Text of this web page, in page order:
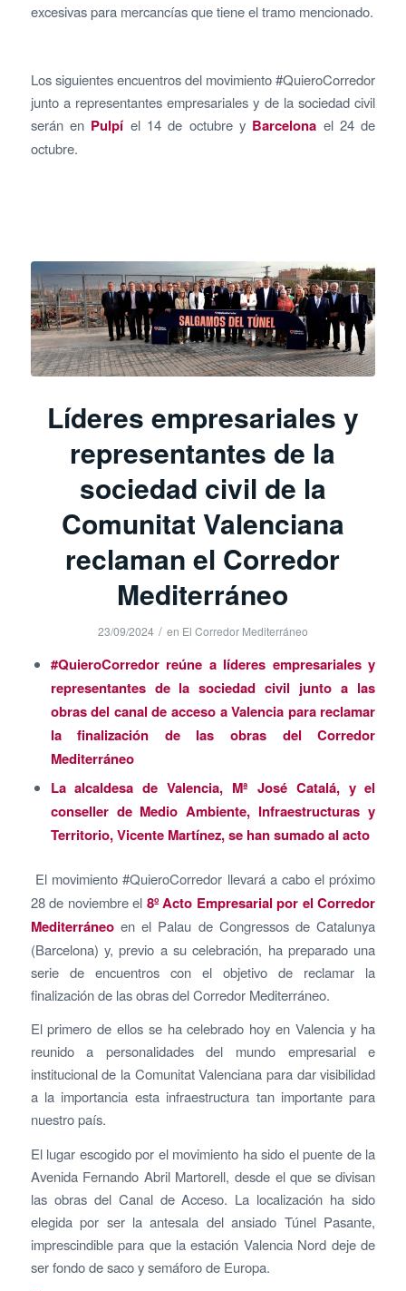
excesivas para mercancías que tiene el tramo mencionado.
Los siguientes encuentros del movimiento #QuieroCorredor
junto a representantes empresariales y de la sociedad civil
serán en Pulpí el 14 de octubre y Barcelona el 24 de
octubre.
Líderes empresariales y
representantes de la
sociedad civil de la
Comunitat Valenciana
reclaman el Corredor
Mediterráneo
23/09/2024 / en El Corredor Mediterráneo
#QuieroCorredor reúne a líderes empresariales y
representantes de la sociedad civil junto a las
obras del canal de acceso a Valencia para reclamar
la finalización de las obras del Corredor
Mediterráneo
La alcaldesa de Valencia, Mª José Catalá, y el
conseller de Medio Ambiente, Infraestructuras y
Territorio, Vicente Martínez, se han sumado al acto
El movimiento #QuieroCorredor llevará a cabo el próximo
28 de noviembre el 8º Acto Empresarial por el Corredor
Mediterráneoen el Palau de Congressos de Catalunya
(Barcelona) y, previo a su celebración, ha preparado una
serie de encuentros con el objetivo de reclamar la
finalización de las obras del Corredor Mediterráneo.
El primero de ellos se ha celebrado hoy en Valencia y ha
reunido a personalidades del mundo empresarial e
institucional de la Comunitat Valenciana para dar visibilidad
a la importancia esta infraestructura tan importante para
nuestro país.
El lugar escogido por el movimiento ha sido el puente de la
Avenida Fernando Abril Martorell, desde el que se divisan
las obras del Canal de Acceso. La localización ha sido
elegida por ser la antesala del ansiado Túnel Pasante,
imprescindible para que la estación Valencia Nord deje de
ser fondo de saco y semáforo de Europa.